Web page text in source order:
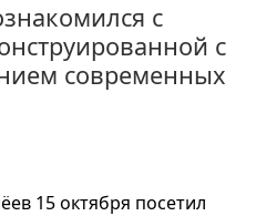
с
с
современных
15 октября посетил